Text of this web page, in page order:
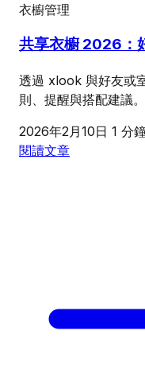
衣櫥管理
共享衣櫥 2026：
透過 xlook 與好友或
則、提醒與搭配建議。
2026年2月10日 1 分
閱讀文章